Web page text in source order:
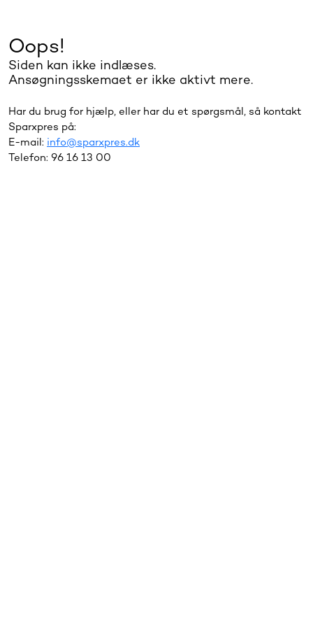
Oops!
Siden kan ikke indlæses.
Ansøgningsskemaet er ikke aktivt mere.
Har du brug for hjælp, eller har du et spørgsmål, så kontakt
Sparxpres på:
E-mail: info@sparxpres.dk
Telefon: 96 16 13 00